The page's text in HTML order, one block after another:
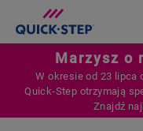
Marzysz o
W okresie od 23 lipca
Quick‑Step otrzymają
Znajdź